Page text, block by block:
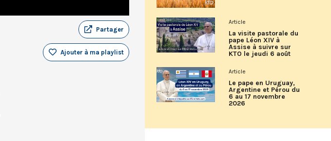
Partager
Ajouter à ma playlist
Article
La visite pastorale du
pape Léon XIV à
Assise à suivre sur
KTO le jeudi 6 août
Article
Le pape en Uruguay,
Argentine et Pérou du
6 au 17 novembre
2026